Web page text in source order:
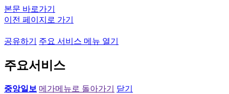
본문 바로가기
이전 페이지로 가기
공유하기 주요 서비스 메뉴 열기
주요서비스
중앙일보 메가메뉴로 돌아가기
닫기